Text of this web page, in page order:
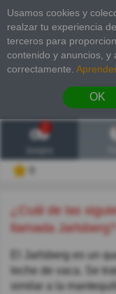
Usamos cookies y
realzar tu experiencia
terceros para
contenido y anuncios, y
correctamente.
OK
2
¿Cuál de las siguientes comidas tiene una variedad
llamada Jarlsberg?
El Jarlsberg es un
leche de vaca. Se
similar a la